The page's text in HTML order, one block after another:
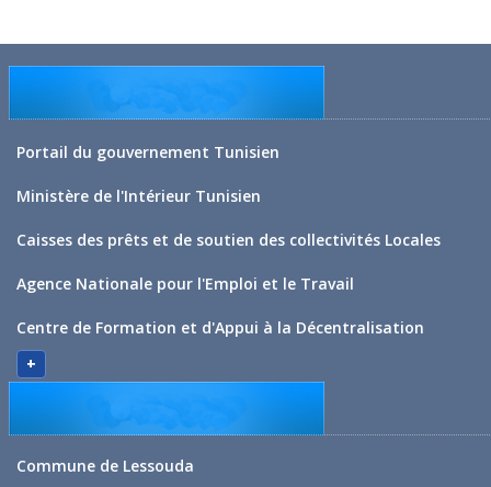
Portail du gouvernement Tunisien
Ministère de l'Intérieur Tunisien
Caisses des prêts et de soutien des collectivités Locales
Agence Nationale pour l'Emploi et le Travail
Centre de Formation et d'Appui à la Décentralisation
+
Commune de Lessouda